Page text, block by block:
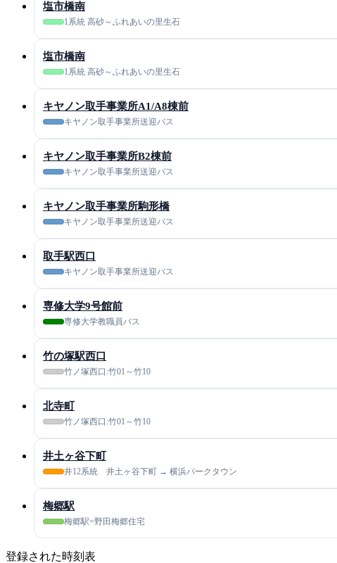
塩市橋南
1系統 高砂～ふれあいの里生石
塩市橋南
1系統 高砂～ふれあいの里生石
キヤノン取手事業所A1/A8棟前
キヤノン取手事業所送迎バス
キヤノン取手事業所B2棟前
キヤノン取手事業所送迎バス
キヤノン取手事業所駒形橋
キヤノン取手事業所送迎バス
取手駅西口
キヤノン取手事業所送迎バス
専修大学9号館前
専修大学教職員バス
竹の塚駅西口
竹ノ塚西口:竹01～竹10
北寺町
竹ノ塚西口:竹01～竹10
井土ヶ谷下町
井12系統 井土ヶ谷下町 → 横浜パークタウン
梅郷駅
梅郷駅=野田梅郷住宅
登録された時刻表